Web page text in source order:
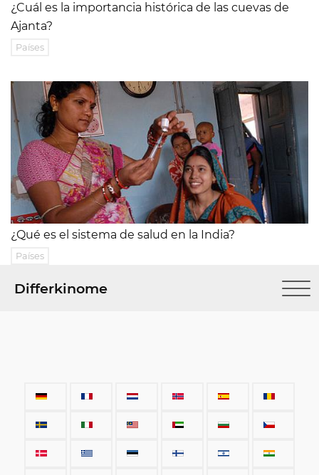
¿Cuál es la importancia histórica de las cuevas de
Ajanta?
Países
¿Qué es el sistema de salud en la India?
Países
Differkinome